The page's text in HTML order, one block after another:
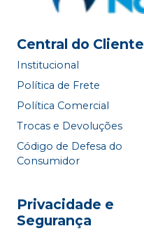
Central do Cliente
Institucional
Política de Frete
Política Comercial
Trocas e Devoluções
Código de Defesa do
Consumidor
Privacidade e
Segurança